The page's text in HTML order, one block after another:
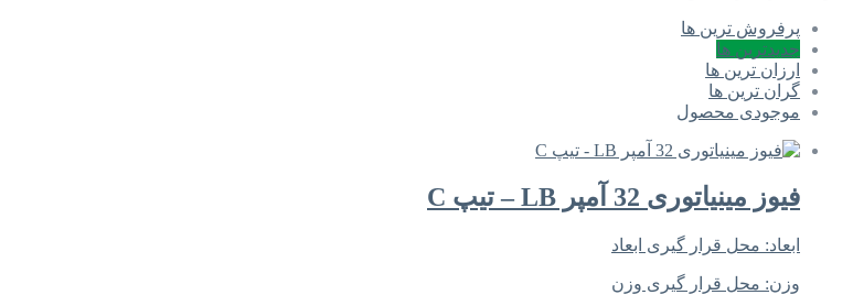
پرفروش ترین ها
جدیدترین ها
ارزان ترین ها
گران ترین ها
موجودی محصول
فیوز مینیاتوری 32 آمپر LB – تیپ C
ابعاد: محل قرار گیری ابعاد
وزن: محل قرار گیری وزن